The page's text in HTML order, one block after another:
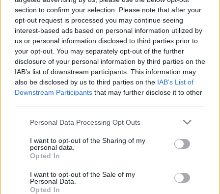
section to confirm your selection. Please note that after your
opt-out request is processed you may continue seeing
interest-based ads based on personal information utilized by
us or personal information disclosed to third parties prior to
your opt-out. You may separately opt-out of the further
disclosure of your personal information by third parties on the
IAB’s list of downstream participants. This information may
also be disclosed by us to third parties on the IAB’s List of
Downstream Participants that may further disclose it to other
Personal Data Processing Opt Outs
I want to opt-out of the Sharing of my
personal data.
Opted In
I want to opt-out of the Sale of my
Personal Data.
Opted In
Η απάντηση του Dean
McDermott στις
φήμες χωρισμού με
την Tori Spelling
Σε έξαλλη
Spelling: Ενισχύονται
διαζυγίου (video)